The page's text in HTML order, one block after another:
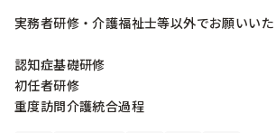
実務者研修・介護福祉士等以外でお願いいた
認知症基礎研修
初任者研修
重度訪問介護統合過程